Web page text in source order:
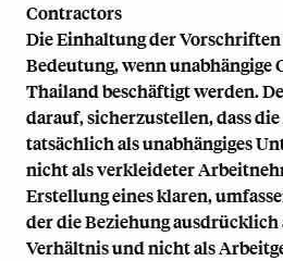
Contractors
Die Einhaltung der
Bedeutung, wenn unabhängige
Thailand beschäftigt werden.
darauf, sicherzustellen, dass
tatsächlich als unabhängiges
nicht als verkleideter
Erstellung eines klaren,
der die Beziehung
Verhältnis und nicht als